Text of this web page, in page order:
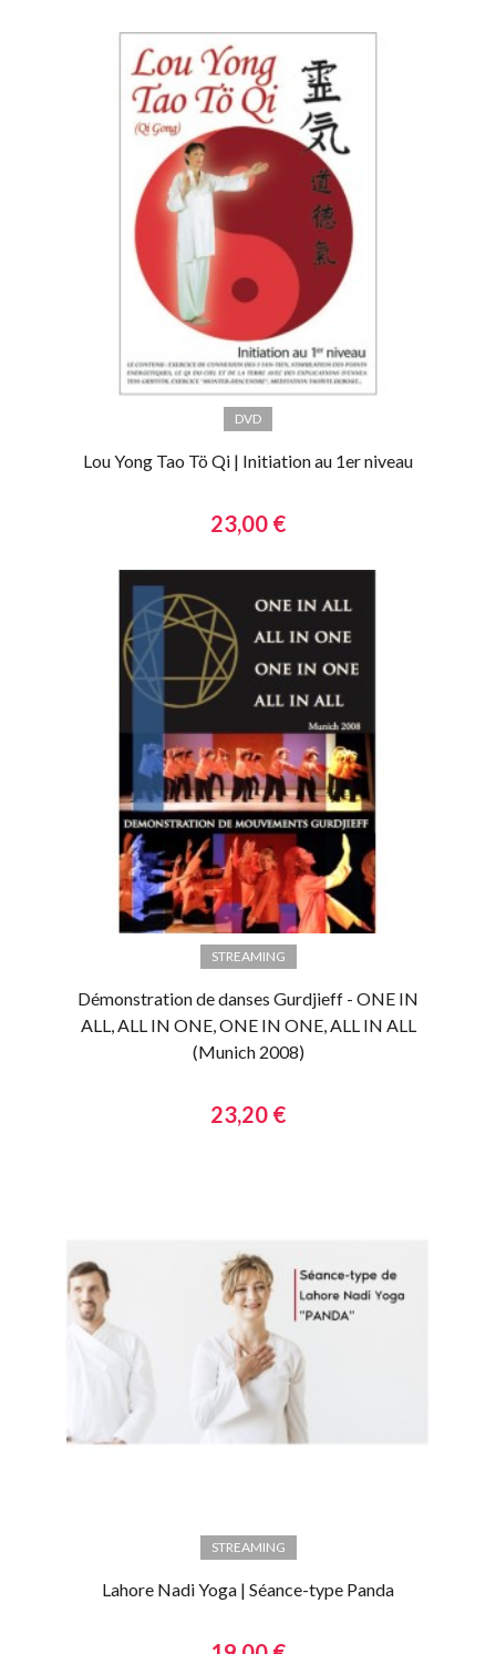
DVD
Lou Yong Tao Tö Qi | Initiation au 1er niveau
23,00 €
STREAMING
Démonstration de danses Gurdjieff - ONE IN
ALL, ALL IN ONE, ONE IN ONE, ALL IN ALL
(Munich 2008)
23,20 €
STREAMING
Lahore Nadi Yoga | Séance-type Panda